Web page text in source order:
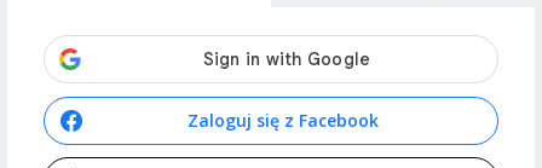
Zaloguj się z Facebook